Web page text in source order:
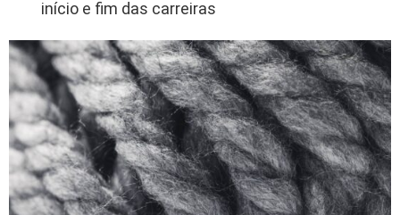
início e fim das carreiras